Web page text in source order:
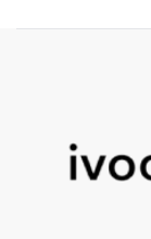
Perumnas
TOD di